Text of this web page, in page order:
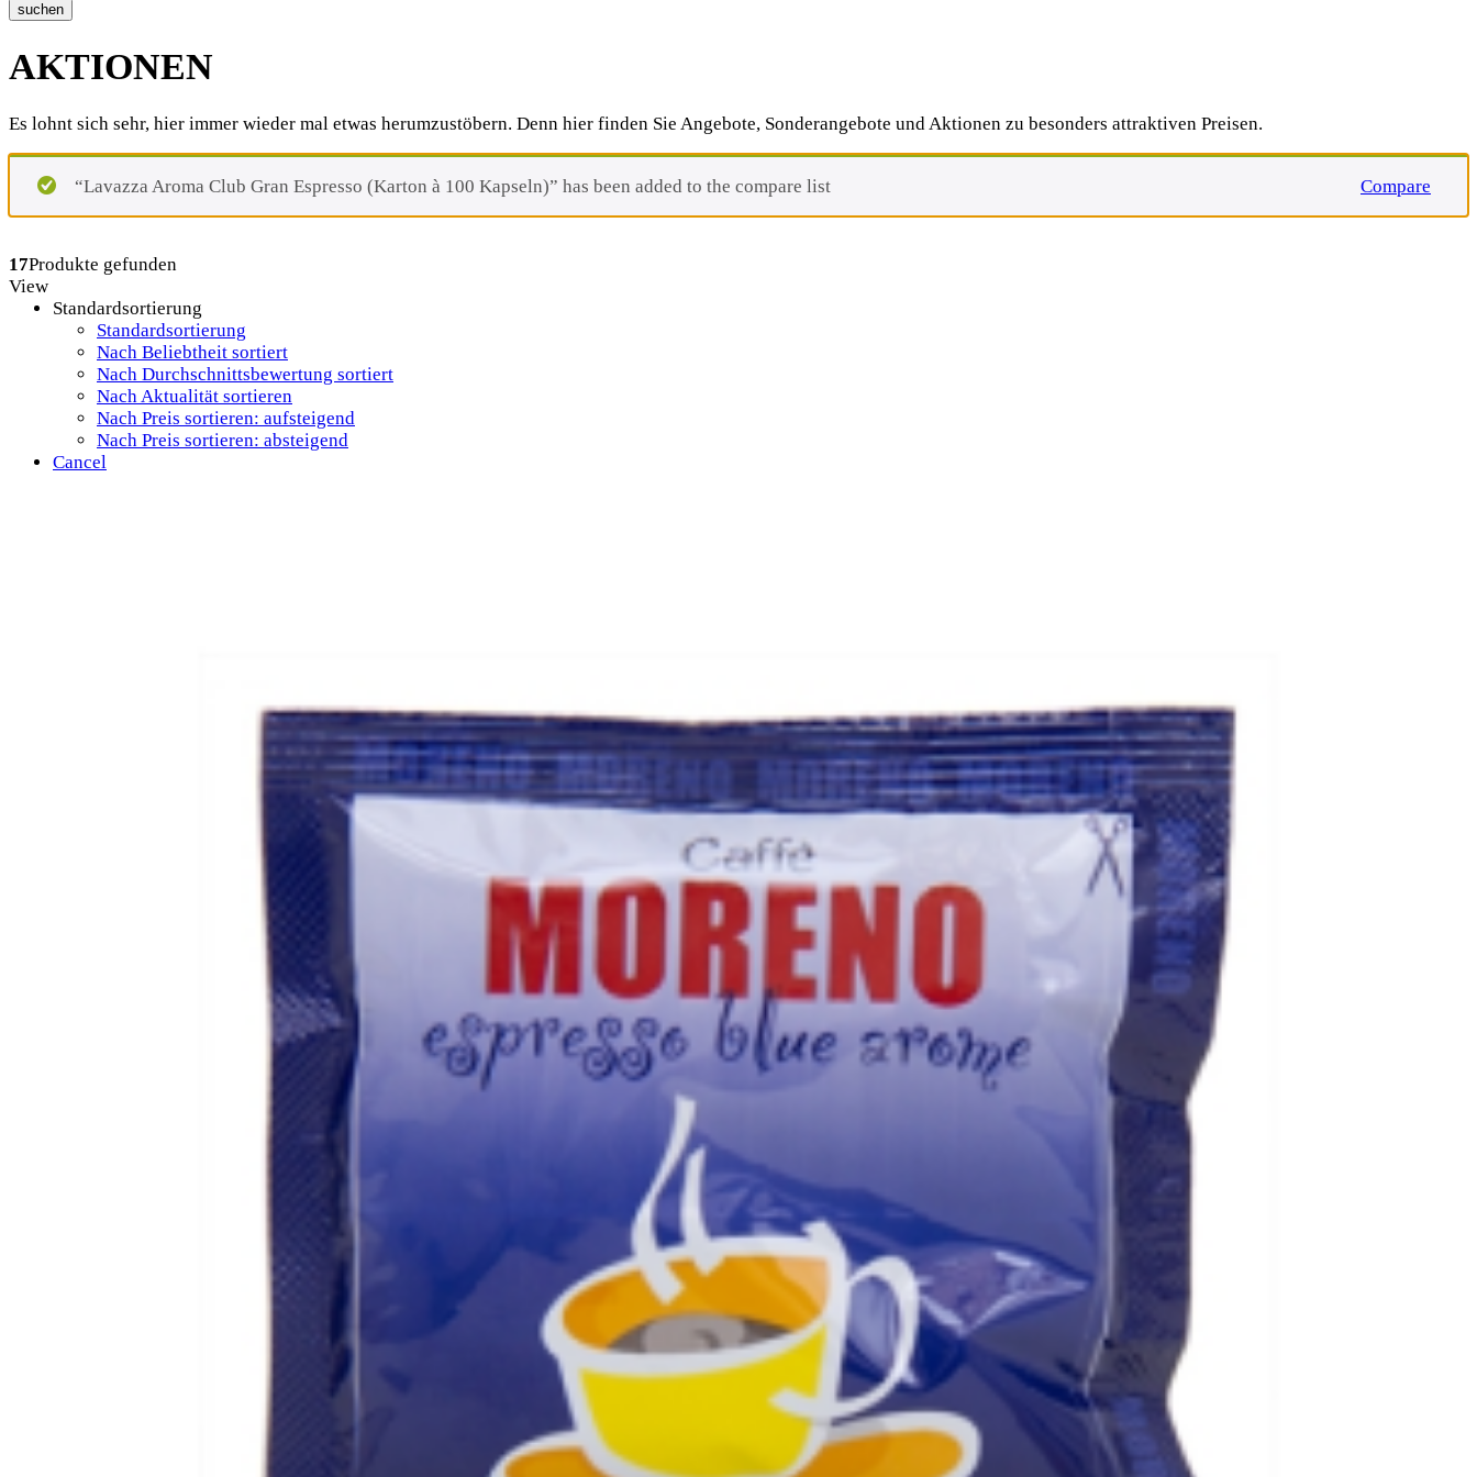
suchen
AKTIONEN
Es lohnt sich sehr, hier immer wieder mal etwas herumzustöbern. Denn hier finden Sie Angebote, Sonderangebote und Aktionen zu besonders attraktiven Preisen.
Compare
“Lavazza Aroma Club Gran Espresso (Karton à 100 Kapseln)” has been added to the compare list
17Produkte gefunden
View
Standardsortierung
Standardsortierung
Nach Beliebtheit sortiert
Nach Durchschnittsbewertung sortiert
Nach Aktualität sortieren
Nach Preis sortieren: aufsteigend
Nach Preis sortieren: absteigend
Cancel